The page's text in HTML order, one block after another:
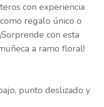
con experiencia
regalo único o
con esta
a ramo floral!
punto deslizado y